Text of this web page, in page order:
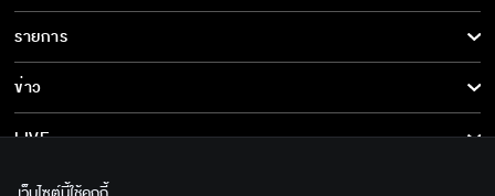
คุณวาเป็นผู้หญิงคนเดียวของกั๊ต
ละคร/ซีรีส์
ซีรีส์นานาชาติ
การ์ตูน & เกม
รายการ
รายการทั้งหมด
ข่าว
ข่าวทั้งหมด
LIVE
เกี่ยวกับเรา